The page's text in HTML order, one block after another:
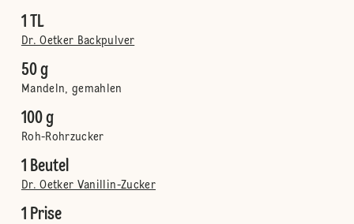
1 TL
Dr. Oetker Backpulver
50 g
Mandeln, gemahlen
100 g
Roh-Rohrzucker
1 Beutel
Dr. Oetker Vanillin-Zucker
1 Prise